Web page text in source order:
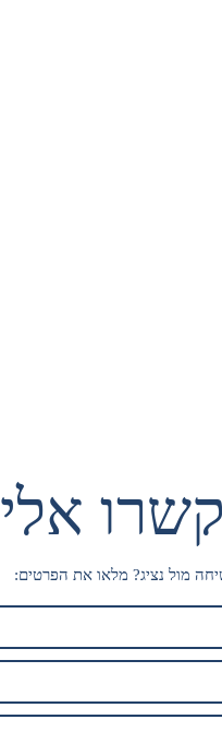
אלי
מול נציג? מלאו את הפרטים: